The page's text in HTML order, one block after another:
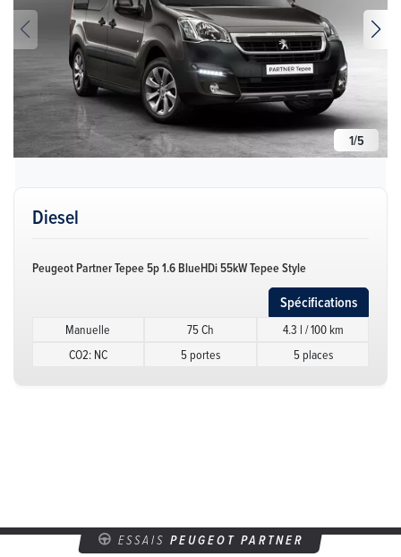
1/5
Diesel
Peugeot Partner Tepee 5p 1.6 BlueHDi 55kW Tepee Style
Spécifications
Manuelle 75 Ch
4.3 l / 100 km
CO2: NC
5 portes 5 places
ESSAIS PEUGEOT PARTNER